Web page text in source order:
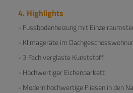
4. Highlights
- Fussbodenheizung mit
- Klimageräte im
- 3 Fach verglaste Kunststoff
- Hochwertiger Eichenparkett
- Modern hochwertige Fliesen in den